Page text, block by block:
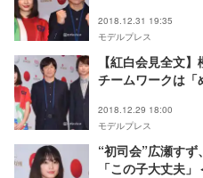
2018.12.31 19:35
モデルプレス
【紅白会見全文
チームワークは「
2018.12.29 18:00
モデルプレス
“初司会”広瀬す
「この子大丈夫